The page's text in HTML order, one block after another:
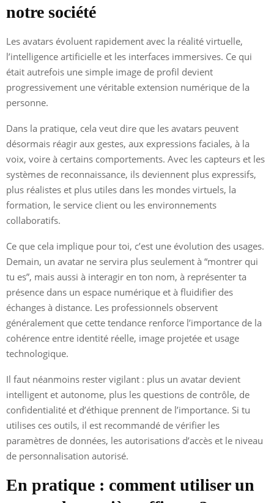
notre société
Les avatars évoluent rapidement avec la réalité virtuelle,
l’intelligence artificielle et les interfaces immersives. Ce qui
était autrefois une simple image de profil devient
progressivement une véritable extension numérique de la
personne.
Dans la pratique, cela veut dire que les avatars peuvent
désormais réagir aux gestes, aux expressions faciales, à la
voix, voire à certains comportements. Avec les capteurs et les
systèmes de reconnaissance, ils deviennent plus expressifs,
plus réalistes et plus utiles dans les mondes virtuels, la
formation, le service client ou les environnements
collaboratifs.
Ce que cela implique pour toi, c’est une évolution des usages.
Demain, un avatar ne servira plus seulement à “montrer qui
tu es”, mais aussi à interagir en ton nom, à représenter ta
présence dans un espace numérique et à fluidifier des
échanges à distance. Les professionnels observent
généralement que cette tendance renforce l’importance de la
cohérence entre identité réelle, image projetée et usage
technologique.
Il faut néanmoins rester vigilant : plus un avatar devient
intelligent et autonome, plus les questions de contrôle, de
confidentialité et d’éthique prennent de l’importance. Si tu
utilises ces outils, il est recommandé de vérifier les
paramètres de données, les autorisations d’accès et le niveau
de personnalisation autorisé.
En pratique : comment utiliser un